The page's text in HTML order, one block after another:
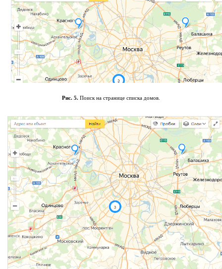
Рис. 5. Поиск на странице списка домов.